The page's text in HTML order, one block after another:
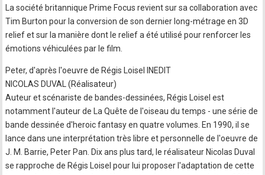
La société britannique Prime Focus revient sur sa collaboration avec
Tim Burton pour la conversion de son dernier long-métrage en 3D
relief et sur la manière dont le relief a été utilisé pour renforcer les
émotions véhiculées par le film.
Peter, d'après l'oeuvre de Régis Loisel INEDIT
NICOLAS DUVAL (Réalisateur)
Auteur et scénariste de bandes-dessinées, Régis Loisel est
notamment l'auteur de La Quête de l'oiseau du temps - une série de
bande dessinée d'heroic fantasy en quatre volumes. En 1990, il se
lance dans une interprétation très libre et personnelle de l'oeuvre de
J. M. Barrie, Peter Pan. Dix ans plus tard, le réalisateur Nicolas Duval
se rapproche de Régis Loisel pour lui proposer l'adaptation de cette